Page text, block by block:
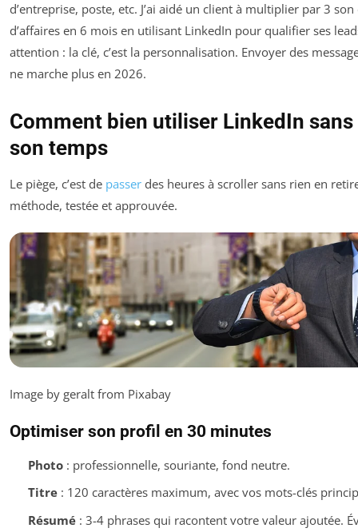
d’entreprise, poste, etc. J’ai aidé un client à multiplier par 3
d’affaires en 6 mois en utilisant LinkedIn pour qualifier ses
attention : la clé, c’est la personnalisation. Envoyer des
ne marche plus en 2026.
Comment bien utiliser LinkedIn
son temps
Le piège, c’est de passer des heures à scroller sans rien en
méthode, testée et approuvée.
Image by geralt from Pixabay
Optimiser son profil en 30 minutes
Photo: professionnelle, souriante, fond neutre.
Titre: 120 caractères maximum, avec vos mots-clés
Résumé: 3-4 phrases qui racontent votre valeur ajoutée.